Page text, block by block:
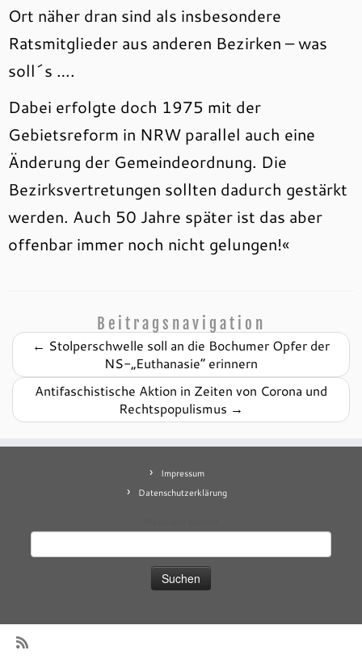
Ort näher dran sind als insbesondere
Ratsmitglieder aus anderen Bezirken – was
soll´s ….
Dabei erfolgte doch 1975 mit der
Gebietsreform in NRW parallel auch eine
Änderung der Gemeindeordnung. Die
Bezirksvertretungen sollten dadurch gestärkt
werden. Auch 50 Jahre später ist das aber
offenbar immer noch nicht gelungen!«
Beitragsnavigation
← Stolperschwelle soll an die Bochumer Opfer der
NS-„Euthanasie“ erinnern
Antifaschistische Aktion in Zeiten von Corona und
Rechtspopulismus →
Impressum
Datenschutzerklärung